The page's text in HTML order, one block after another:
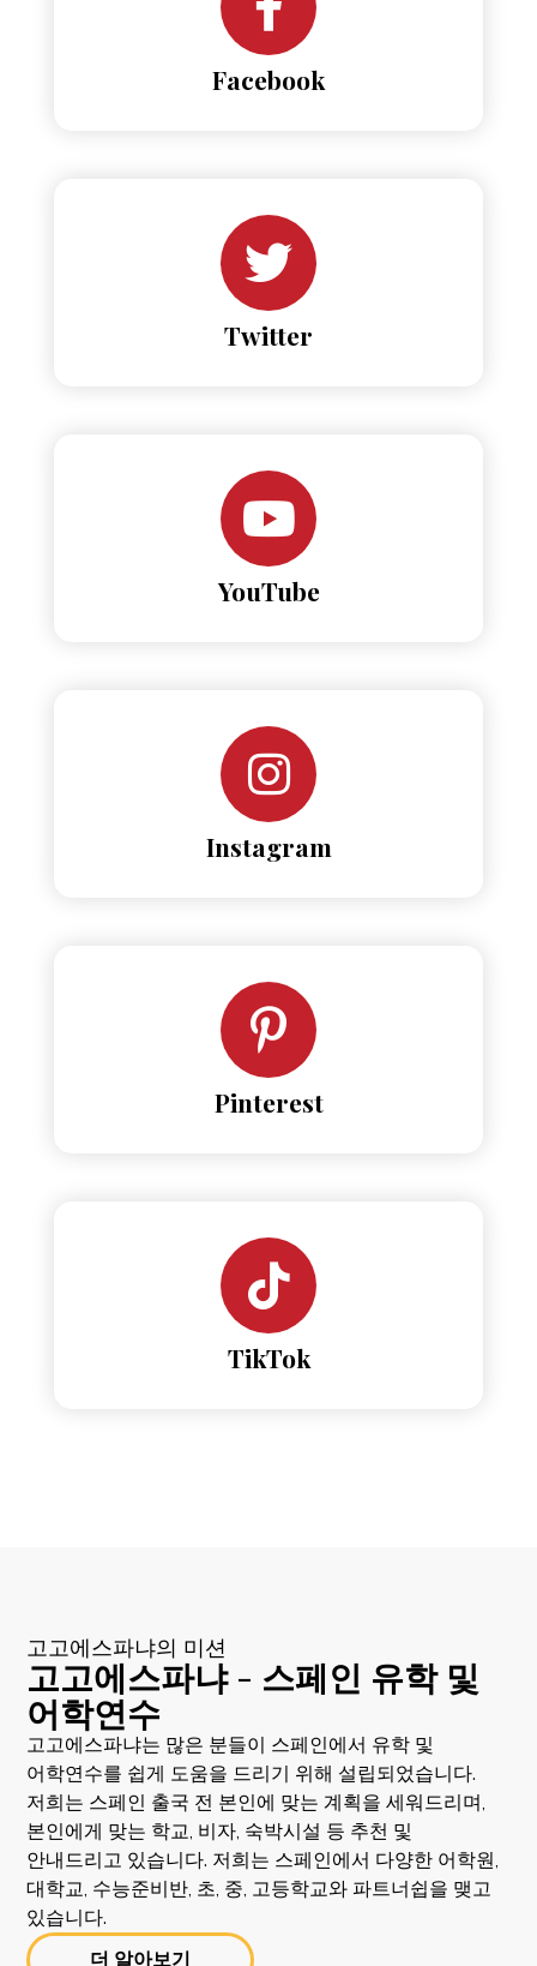
Facebook
Twitter
YouTube
Instagram
Pinterest
TikTok
고고에스파냐의 미션
고고에스파냐 - 스페인 유학 및
어학연수
고고에스파냐는 많은 분들이 스페인에서 유학 및
어학연수를 쉽게 도움을 드리기 위해 설립되었습니다.
저희는 스페인 출국 전 본인에 맞는 계획을 세워드리며,
본인에게 맞는 학교, 비자, 숙박시설 등 추천 및
안내드리고 있습니다. 저희는 스페인에서 다양한 어학원,
대학교, 수능준비반, 초, 중, 고등학교와 파트너쉽을 맺고
있습니다.
더 알아보기